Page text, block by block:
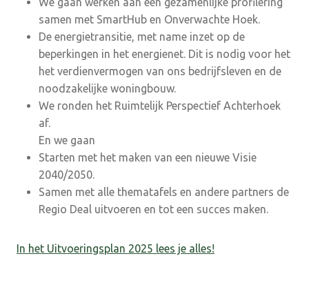
samen met SmartHub en Onverwachte Hoek.
De energietransitie, met name inzet op de
beperkingen in het energienet. Dit is nodig voor het
het verdienvermogen van ons bedrijfsleven en de
noodzakelijke woningbouw.
We ronden het Ruimtelijk Perspectief Achterhoek
af.
En we gaan
Starten met het maken van een nieuwe Visie
2040/2050.
Samen met alle thematafels en andere partners de
Regio Deal uitvoeren en tot een succes maken.
In het Uitvoeringsplan 2025 lees je alles!